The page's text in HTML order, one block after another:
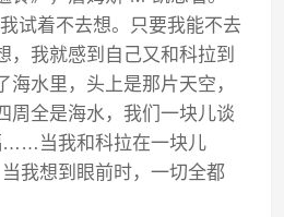
我试着不去想。只要我能不去
，我就感到自己又和科拉到
海水里，头上是那片天空，
周全是海水，我们一块儿谈
……当我和科拉在一块儿
我想到眼前时，一切全都